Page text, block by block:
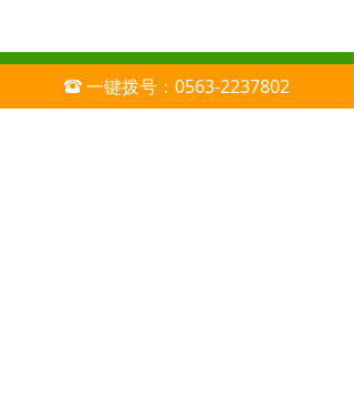
뀰 一键拨号：0563-2237802
版权所有：宣城市安居物业有限责任公司
技术支持：
地宝网络